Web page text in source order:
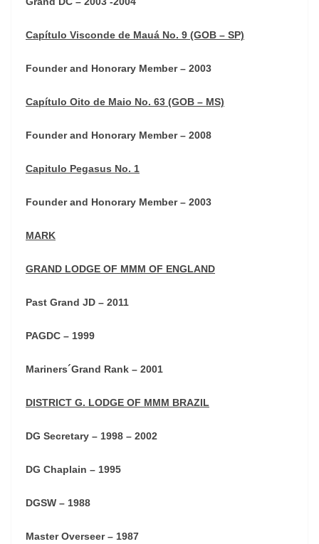
Capítulo Visconde de Mauá No. 9 (GOB – SP)
Founder and Honorary Member – 2003
Capítulo Oito de Maio No. 63 (GOB – MS)
Founder and Honorary Member – 2008
Capitulo Pegasus No. 1
Founder and Honorary Member – 2003
MARK
GRAND LODGE OF MMM OF ENGLAND
Past Grand JD – 2011
PAGDC – 1999
Mariners´Grand Rank – 2001
DISTRICT G. LODGE OF MMM BRAZIL
DG Secretary – 1998 – 2002
DG Chaplain – 1995
DGSW – 1988
Master Overseer – 1987